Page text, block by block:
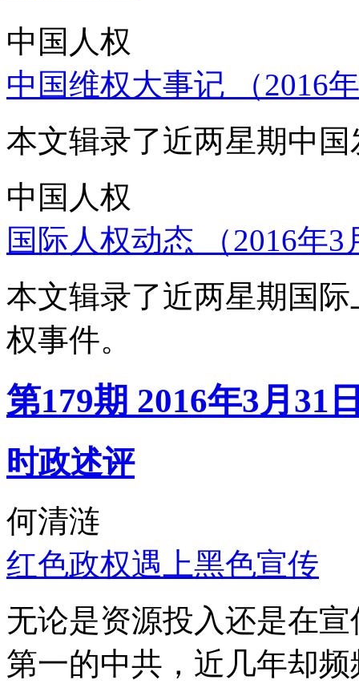
中国人权
中国维权大事记 （2016
本文辑录了近两星期中
中国人权
国际人权动态 （2016年
本文辑录了近两星期国
权事件。
第179期 2016年3月31
时政述评
何清涟
红色政权遇上黑色宣传
无论是资源投入还是在
第一的中共，近几年却